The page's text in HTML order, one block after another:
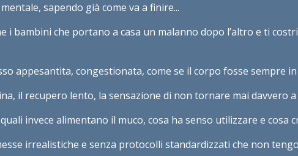
sapendo già come va a finire...
bambini che portano a casa un malanno dopo l’altro e ti
appesantita, congestionata, come se il corpo fosse sempre
il recupero lento, la sensazione di non tornare mai davvero
invece alimentano il muco, cosa ha senso utilizzare e cosa
irrealistiche e senza protocolli standardizzati che non